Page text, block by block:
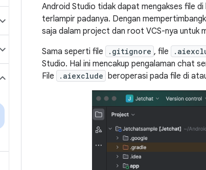
Android Studio tidak dapat mengakses file
terlampir padanya. Dengan
saja dalam project dan root VCS-nya untuk
Sama seperti file
.gitignore , file
Studio. Hal ini mencakup pengalaman chat
File
.aiexclude beroperasi pada file di